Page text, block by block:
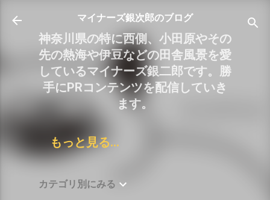
スキップしてメイン コンテンツに移動
マイナーズ銀次郎のブログ
神奈川県の特に西側、小田原やその
先の熱海や伊豆などの田舎風景を愛
しているマイナーズ銀二郎です。勝
手にPRコンテンツを配信していき
ます。
もっと見る…
カテゴリ別にみる